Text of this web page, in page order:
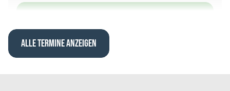
8 Tage
ALLE TERMINE ANZEIGEN